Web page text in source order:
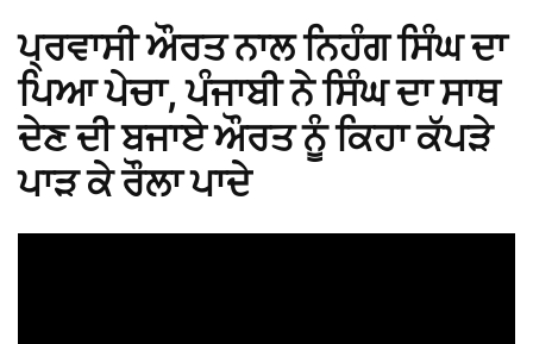
ਪ੍ਰਵਾਸੀ ਔਰਤ ਨਾਲ ਨਿਹੰਗ ਸਿੰਘ ਦਾ
ਪਿਆ ਪੇਚਾ, ਪੰਜਾਬੀ ਨੇ ਸਿੰਘ ਦਾ ਸਾਥ
ਦੇਣ ਦੀ ਬਜਾਏ ਔਰਤ ਨੂੰ ਕਿਹਾ ਕੱਪੜੇ
ਪਾੜ ਕੇ ਰੌਲਾ ਪਾਦੇ